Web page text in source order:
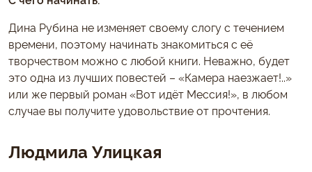
Дина Рубина не изменяет своему слогу с течением
времени, поэтому начинать знакомиться с её
творчеством можно с любой книги. Неважно, будет
это одна из лучших повестей – «Камера наезжает!..»
или же первый роман «Вот идёт Мессия!», в любом
случае вы получите удовольствие от прочтения.
Людмила Улицкая